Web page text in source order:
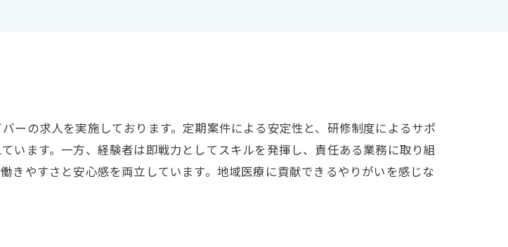
ーの求人を実施しております。定期案件による安定性と、研修制度によるサポ
います。一方、経験者は即戦力としてスキルを発揮し、責任ある業務に取り組
きやすさと安心感を両立しています。地域医療に貢献できるやりがいを感じな